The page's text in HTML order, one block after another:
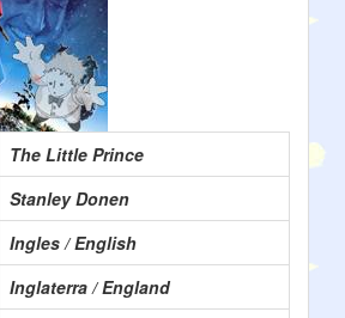
The Little Prince
Stanley Donen
Ingles / English
Inglaterra / England